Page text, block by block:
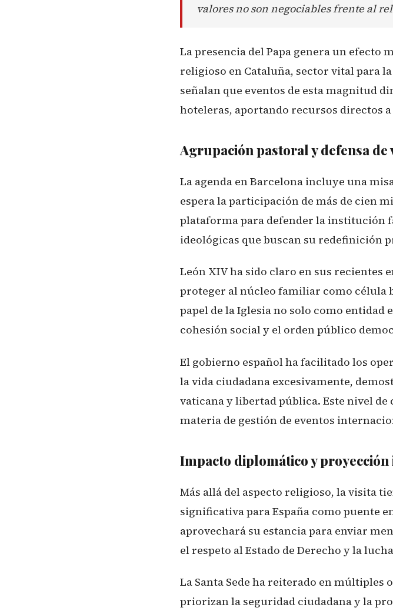
valores no son negociables frente al
La presencia del Papa genera un
religioso en Cataluña, sector vital para
señalan que eventos de esta magnitud
hoteleras, aportando recursos directos
Agrupación pastoral y defensa
La agenda en Barcelona incluye una
espera la participación de más de cien
plataforma para defender la
ideológicas que buscan su redefinición
León XIV ha sido claro en sus recientes
proteger al núcleo familiar como célula
papel de la Iglesia no solo como
cohesión social y el orden público
El gobierno español ha facilitado los
la vida ciudadana excesivamente,
vaticana y libertad pública. Este nivel
materia de gestión de eventos
Impacto diplomático y
Más allá del aspecto religioso, la visita
significativa para España como puente
aprovechará su estancia para enviar
el respeto al Estado de Derecho y la
La Santa Sede ha reiterado en múltiples
priorizan la seguridad ciudadana y la